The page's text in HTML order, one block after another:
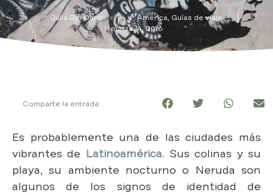
Julia Del Olmo América, Guías de viaje
marzo 14, 2016
Comparte la entrada:
Es probablemente una de las ciudades más
vibrantes de Latinoamérica. Sus colinas y su
playa, su ambiente nocturno o Neruda son
algunos de los signos de identidad de